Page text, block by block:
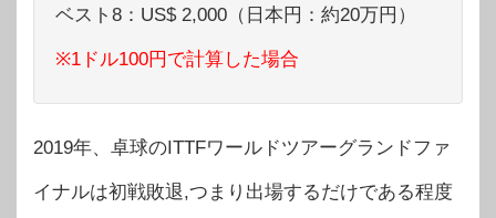
ベスト8：US$ 2,000（日本円：約20万円）
※1ドル100円で計算した場合
2019年、卓球のITTFワールドツアーグランドファ
イナルは初戦敗退,つまり出場するだけである程度